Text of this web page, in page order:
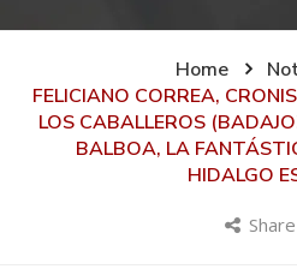
Home
FELICIANO CORREA,
LOS CABALLEROS
BALBOA, LA
HIDALGO
Share